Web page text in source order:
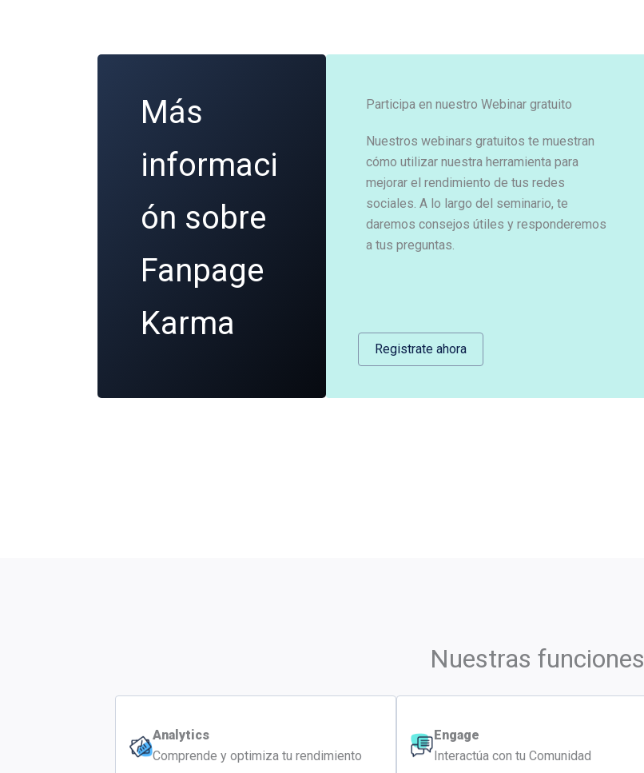
Más
informaci
ón sobre
Fanpage
Karma
Participa en nuestro Webinar gratuito
Nuestros webinars gratuitos te muestran
cómo utilizar nuestra herramienta para
mejorar el rendimiento de tus redes
sociales. A lo largo del seminario, te
daremos consejos útiles y responderemos
a tus preguntas.
Registrate ahora
Nuestras funciones
Analytics
Comprende y optimiza tu rendimiento
Engage
Interactúa con tu Comunidad